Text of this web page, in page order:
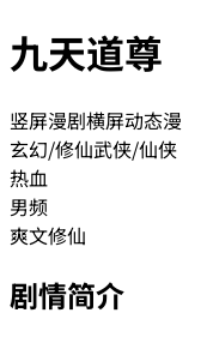
九天道尊
竖屏漫剧横屏动态漫
玄幻/修仙武侠/仙侠
热血
男频
爽文修仙
剧情简介